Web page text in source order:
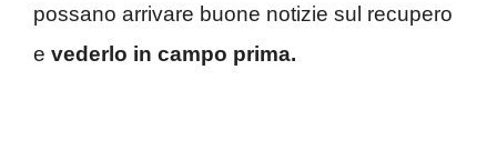
possano arrivare buone notizie sul recupero
e vederlo in campo prima.